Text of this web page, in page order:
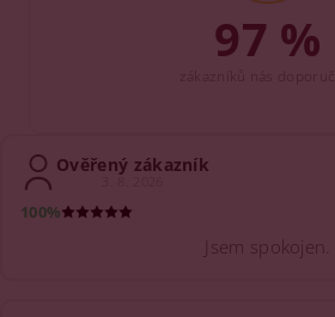
97 %
Ověřený zákazník
100%
Jsem spokojen.